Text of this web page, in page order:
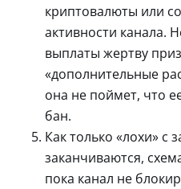
криптовалюты или
активности канала.
выплаты жертву
«дополнительные
она не поймет, что
бан.
Как только «лохи» с
заканчиваются,
пока канал не